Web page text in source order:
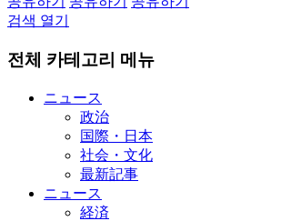
검색 열기
전체 카테고리 메뉴
ニュース
政治
国際・日本
社会・文化
最新記事
ニュース
経済